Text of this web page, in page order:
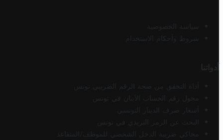
سياسة الخصوصية
شروط وأحكام الاستخدام
أدواتنا
أداة التحقق من صحة الرقم الضريبي تونس
محول رقم الحساب الآيبان في تونس
أسعار صرف الدينار التونسي
البحث عن الرمز البريدي في تونس
محاكي ضريبة الدخل الشخصي للموظف/المتقاعد